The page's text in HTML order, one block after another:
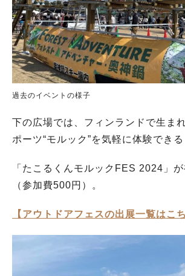
過去のイベントの様子
下の広場では、フィンランドで生ま
ポーツ“モルック”を気軽に体験できる
「たこるくんモルックFES 2024」
（参加費500円）。
【アウトドアフェスの出展一覧はこち